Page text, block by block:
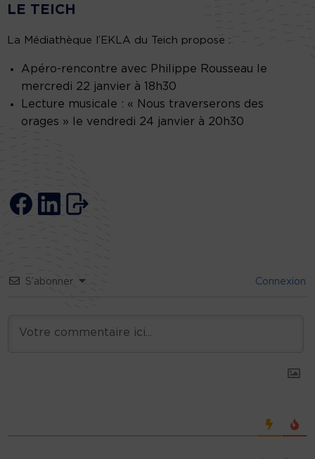
LE TEICH
La Médiathèque l’EKLA du Teich propose :
Apéro-rencontre avec Philippe Rousseau le
mercredi 22 janvier à 18h30
Lecture musicale : « Nous traverserons des
orages » le vendredi 24 janvier à 20h30
S’abonner Connexion